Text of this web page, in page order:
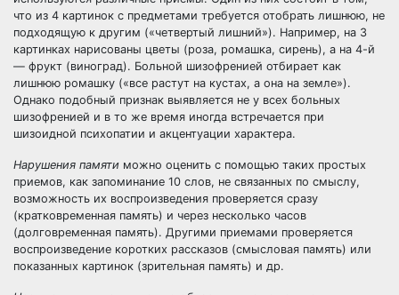
что из 4 картинок с предметами требуется отобрать лишнюю, не
подходящую к другим («четвертый лишний»). Например, на 3
картинках нарисованы цветы (роза, ромашка, сирень), а на 4-й
— фрукт (виноград). Больной шизофренией отбирает как
лишнюю ромашку («все растут на кустах, а она на земле»).
Однако подобный признак выявляется не у всех больных
шизофренией и в то же время иногда встречается при
шизоидной психопатии и акцентуации характера.
Нарушения памяти можно оценить с помощью таких простых
приемов, как запоминание 10 слов, не связанных по смыслу,
возможность их воспроизведения проверяется сразу
(кратковременная память) и через несколько часов
(долговременная память). Другими приемами проверяется
воспроизведение коротких рассказов (смысловая память) или
показанных картинок (зрительная память) и др.